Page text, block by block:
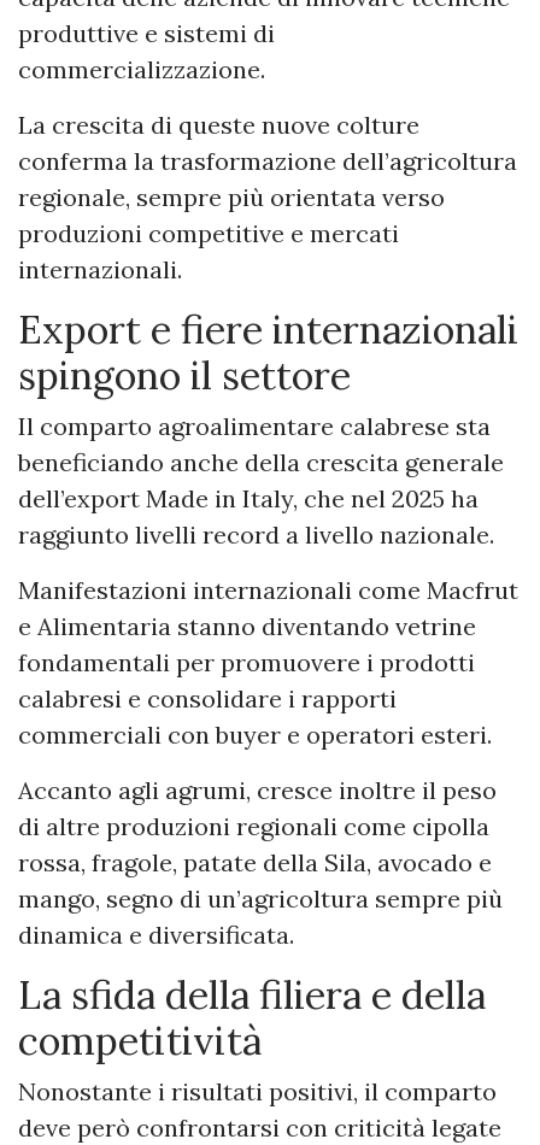
produttive e sistemi di
commercializzazione.
La crescita di queste nuove colture
conferma la trasformazione dell’agricoltura
regionale, sempre più orientata verso
produzioni competitive e mercati
internazionali.
Export e fiere internazionali
spingono il settore
Il comparto agroalimentare calabrese sta
beneficiando anche della crescita generale
dell’export Made in Italy, che nel 2025 ha
raggiunto livelli record a livello nazionale.
Manifestazioni internazionali come Macfrut
e Alimentaria stanno diventando vetrine
fondamentali per promuovere i prodotti
calabresi e consolidare i rapporti
commerciali con buyer e operatori esteri.
Accanto agli agrumi, cresce inoltre il peso
di altre produzioni regionali come cipolla
rossa, fragole, patate della Sila, avocado e
mango, segno di un’agricoltura sempre più
dinamica e diversificata.
La sfida della filiera e della
competitività
Nonostante i risultati positivi, il comparto
deve però confrontarsi con criticità legate